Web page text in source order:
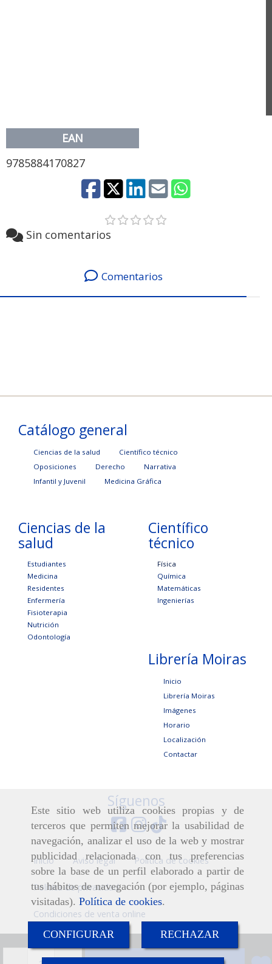
Este sitio web utiliza cookies propias y de
terceros que permiten mejorar la usabilidad de
navegación, analizar el uso de la web y mostrar
publicidad relacionada con tus preferencias
sobre la base de un perfil elaborado a partir de
tus hábitos de navegación (por ejemplo, páginas
visitadas). Política de cookies.
CONFIGURAR RECHAZAR
EAN
9785884170827
Sin comentarios
Comentarios
Catálogo general
Ciencias de la salud
Científico técnico
Oposiciones
Derecho
Narrativa
Infantil y Juvenil
Medicina Gráfica
Ciencias de la
salud
Estudiantes
Medicina
Residentes
Enfermería
Fisioterapia
Nutrición
Odontología
Científico
técnico
Física
Química
Matemáticas
Ingenierías
Librería Moiras
Inicio
Librería Moiras
Imágenes
Horario
Localización
Contactar
Síguenos
Inicio Aviso legal Política de cookies
Política de privacidad
Condiciones de venta online